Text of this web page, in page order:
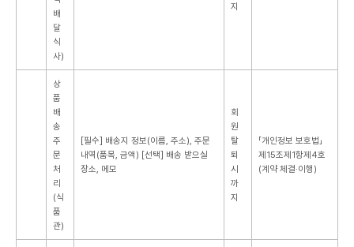
배
달
식
사)
지
상
품
배
송
주
문
처
리
(식
품
관)
[필수] 배송지 정보(이름, 주소), 주문
내역(품목, 금액) [선택] 배송 받으실
장소, 메모
회
원
탈
퇴
시
까
지
「개인정보 보호법」
제15조제1항제4호
(계약 체결·이행)